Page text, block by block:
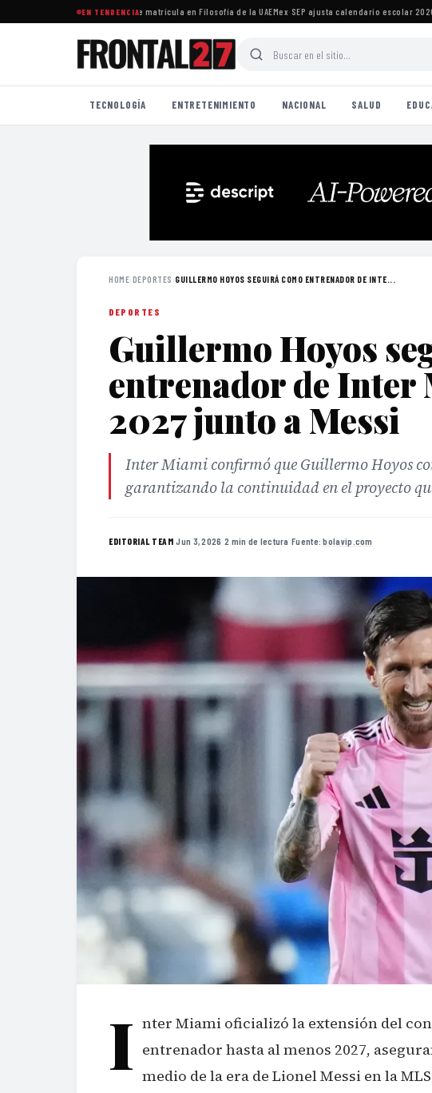
EN TENDENCIA
rechaza recorte de matrícula en Filosofía de la UAEMex·SEP ajusta calendario escolar 2026-
TECNOLOGÍA ENTRETENIMIENTO NACIONAL SALUD
HOME›DEPORTES ›GUILLERMO HOYOS SEGUIRÁ COMO ENTRENADOR DE INTE...
DEPORTES
Guillermo Hoyos
entrenador de Inter
2027 junto a Messi
Inter Miami confirmó que Guillermo Hoyos
garantizando la continuidad en el proyecto
EDITORIAL TEAM·Jun 3, 2026 ·2 min de lectura ·Fuente:bolavip.com
I nter Miami oficializó la extensión del
entrenador hasta al menos 2027,
medio de la era de Lionel Messi en la